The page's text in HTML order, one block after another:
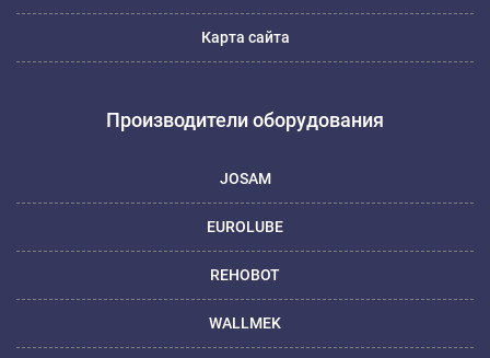
Карта сайта
Производители оборудования
JOSAM
EUROLUBE
REHOBOT
WALLMEK